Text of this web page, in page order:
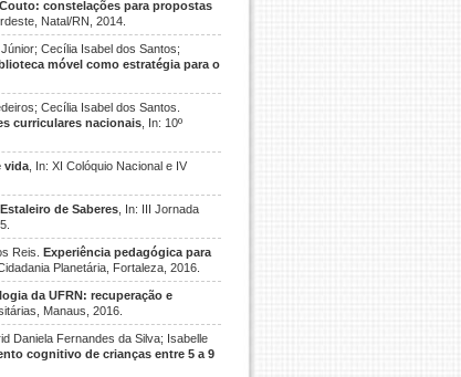
constelações para propostas
Natal/RN, 2014.
Cecília Isabel dos Santos;
móvel como estratégia para o
Cecília Isabel dos Santos.
curriculares nacionais , In: 10º
vida , In: XI Colóquio Nacional e IV
de Saberes , In: III Jornada
Reis. Experiência pedagógica para
Planetária, Fortaleza, 2016.
da UFRN: recuperação e
Manaus, 2016.
Daniela Fernandes da Silva; Isabelle
cognitivo de crianças entre 5 a 9